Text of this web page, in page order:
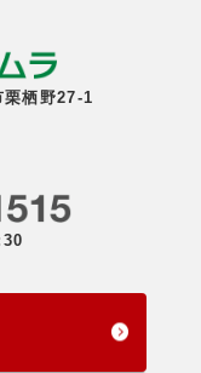
栖野27-1